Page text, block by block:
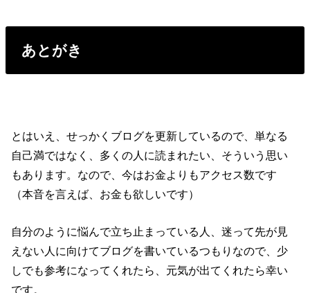
あとがき
とはいえ、せっかくブログを更新しているので、単なる
自己満ではなく、多くの人に読まれたい、そういう思い
もあります。なので、今はお金よりもアクセス数です
（本音を言えば、お金も欲しいです）
自分のように悩んで立ち止まっている人、迷って先が見
えない人に向けてブログを書いているつもりなので、少
しでも参考になってくれたら、元気が出てくれたら幸い
です。